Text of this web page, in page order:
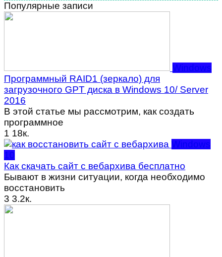
Популярные записи
Windows
Программный RAID1 (зеркало) для
загрузочного GPT диска в Windows 10/ Server
2016
В этой статье мы рассмотрим, как создать
программное
1 18к.
Windows
10
Как скачать сайт с вебархива бесплатно
Бывают в жизни ситуации, когда необходимо
восстановить
3 3.2к.